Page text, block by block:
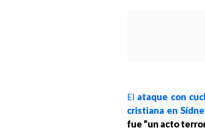
El ataque con
cristiana en
fue "un acto